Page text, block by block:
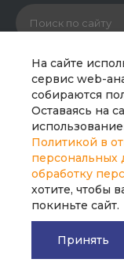
На сайте
сервис web-
собираются
Оставаясь на
Политикой в
персональных
обработку
хотите, чтобы
покиньте сайт.
Принять
© 2026 ООО
Сайт носит
и не является
сайта являются